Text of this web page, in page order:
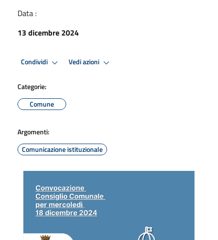
Data :
13 dicembre 2024
Condividi Vedi azioni
Categorie:
Comune
Argomenti:
Comunicazione istituzionale